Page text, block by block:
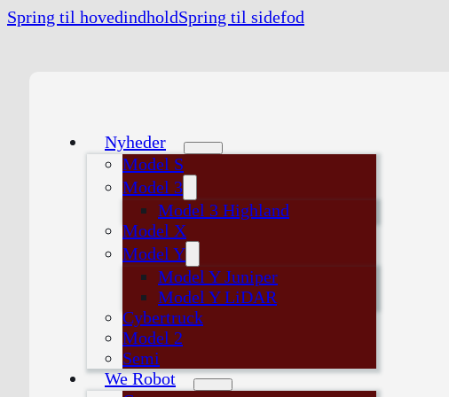
Spring til hovedindholdSpring til sidefod
Nyheder
Model S
Model 3
Model 3 Highland
Model X
Model Y
Model Y Juniper
Model Y LiDAR
Cybertruck
Model 2
Semi
We Robot